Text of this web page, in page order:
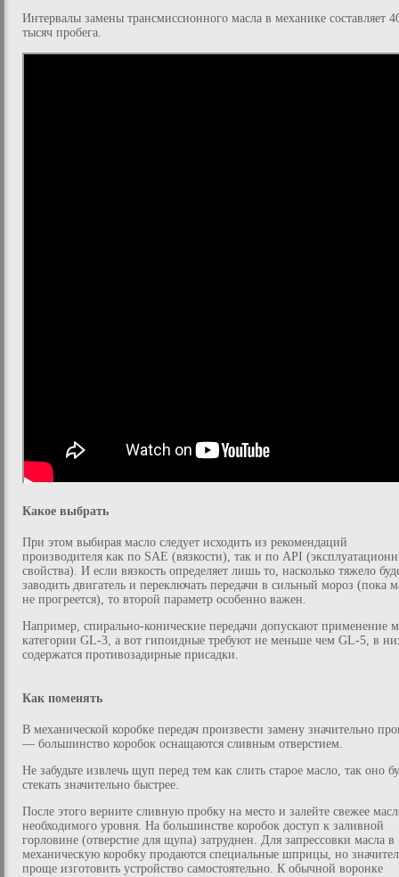
Интервалы замены трансмиссионного масла в механике составляет
тысяч пробега.
Какое выбрать
При этом выбирая масло следует исходить из рекомендаций
производителя как по SAE (вязкости), так и по API
свойства). И если вязкость определяет лишь то, насколько тяжело
заводить двигатель и переключать передачи в сильный мороз (пока
не прогреется), то второй параметр особенно важен.
Например, спирально-конические передачи допускают применение
категории GL-3, а вот гипоидные требуют не меньше чем GL-5, в
содержатся противозадирные присадки.
Как поменять
В механической коробке передач произвести замену значительно
— большинство коробок оснащаются сливным отверстием.
Не забудьте извлечь щуп перед тем как слить старое масло, так оно
стекать значительно быстрее.
После этого верните сливную пробку на место и залейте свежее
необходимого уровня. На большинстве коробок доступ к заливной
горловине (отверстие для щупа) затруднен. Для запрессовки масла в
механическую коробку продаются специальные шприцы, но
проще изготовить устройство самостоятельно. К обычной воронке